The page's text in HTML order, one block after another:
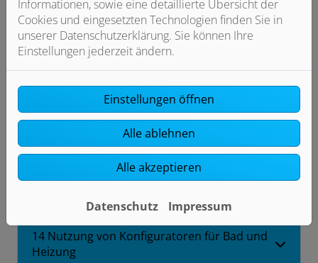
externen Internetseiten
10 Bekanntmachung von Veränderungen
11 Rechte der betroffenen Personen
12 Berechtigte Interessen an der
Verarbeitung, die von dem Verantwortlichen
oder einem Dritten verfolgt werden
14 Nutzung von Konfiguratoren für Bad und
Heizung
Informationen, sowie eine detaillierte Übersicht der
Cookies und eingesetzten Technologien finden Sie in
unserer Datenschutzerklärung. Sie können Ihre
Einstellungen jederzeit ändern.
Einstellungen öffnen
Alle ablehnen
Alle akzeptieren
Datenschutz Impressum